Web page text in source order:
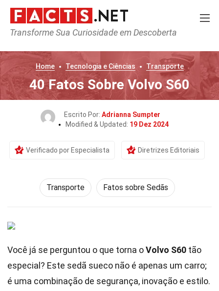
Transforme Sua Curiosidade em Descoberta
Home Tecnologia e Ciências Transporte
40 Fatos Sobre Volvo S60
Escrito Por: Adrianna Sumpter
Modified & Updated: 19 Dez 2024
Verificado por Especialista Diretrizes Editoriais
Transporte Fatos sobre Sedãs
Você já se perguntou o que torna oVolvo S60 tão
especial? Este sedã sueco não é apenas um carro;
é uma combinação de segurança, inovação e estilo.